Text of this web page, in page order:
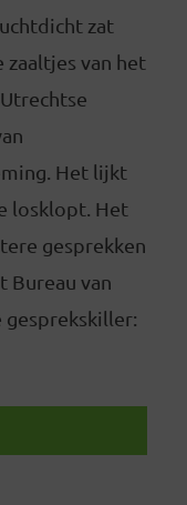
zat
van het
Het lijkt
losklopt. Het
gesprekken
Bureau van
gesprekskiller: